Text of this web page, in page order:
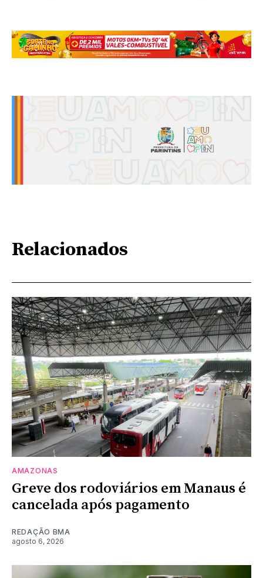
Relacionados
AMAZONAS
Greve dos rodoviários em Manaus é
cancelada após pagamento
REDAÇÃO BMA
agosto 6, 2026